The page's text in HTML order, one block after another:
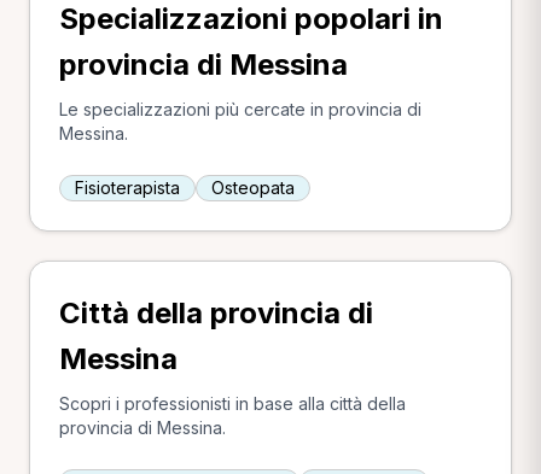
Specializzazioni popolari in
provincia di Messina
Le specializzazioni più cercate in provincia di
Messina.
Fisioterapista Osteopata
Città della provincia di
Messina
Scopri i professionisti in base alla città della
provincia di Messina.